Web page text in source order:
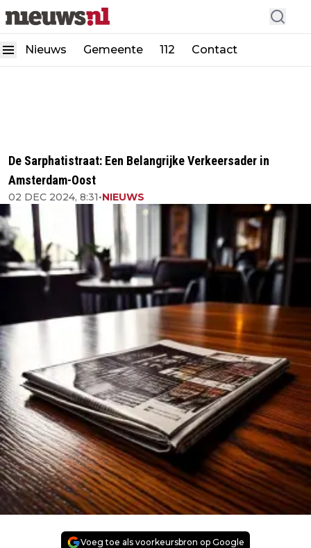
Nieuws Gemeente 112 Contact
De Sarphatistraat: Een Belangrijke Verkeersader in
Amsterdam-Oost
02 DEC 2024, 8:31•NIEUWS
Voeg toe als voorkeursbron op Google